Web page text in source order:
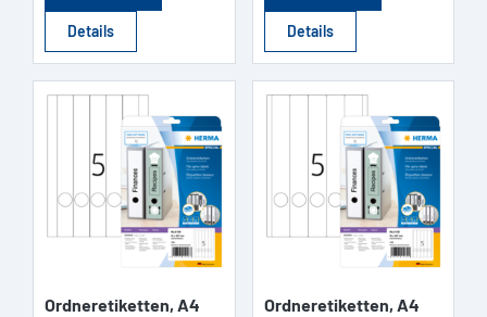
Details Details
Ordneretiketten, A4 Ordneretiketten, A4